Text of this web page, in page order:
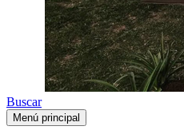
Buscar
Menú principal